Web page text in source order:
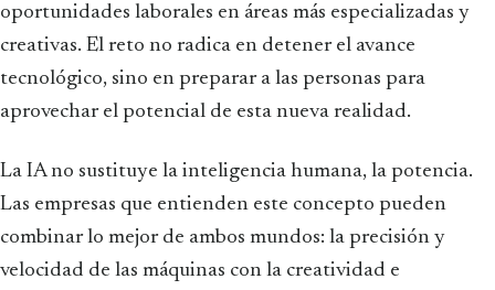
oportunidades laborales en áreas más especializadas y
creativas. El reto no radica en detener el avance
tecnológico, sino en preparar a las personas para
aprovechar el potencial de esta nueva realidad.
La IA no sustituye la inteligencia humana, la potencia.
Las empresas que entienden este concepto pueden
combinar lo mejor de ambos mundos: la precisión y
velocidad de las máquinas con la creatividad e